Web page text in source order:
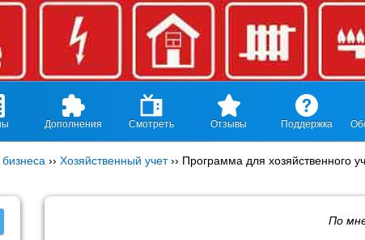
Дополнения Смотреть Отзывы Поддержка
›› Хозяйственный учет›› Программа для хозяйственного
По